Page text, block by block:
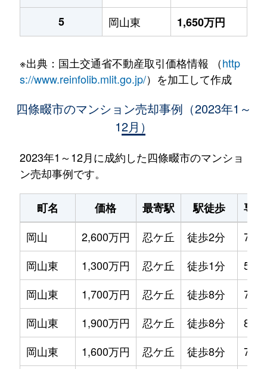
5
岡山東 1,650万円
※出典：国土交通省不動産取引価格情報 （http
s://www.reinfolib.mlit.go.jp/）を加工して作成
四條畷市のマンション売却事例（2023年1～
12月）
2023年1～12月に成約した四條畷市のマンショ
ン売却事例です。
町名 価格 最寄駅 駅徒歩
専
岡山
2,600万円 忍ケ丘 徒歩2分
岡山東
1,300万円 忍ケ丘 徒歩1分
岡山東
1,700万円 忍ケ丘 徒歩8分
岡山東
1,900万円 忍ケ丘 徒歩8分
岡山東
1,600万円 忍ケ丘 徒歩8分